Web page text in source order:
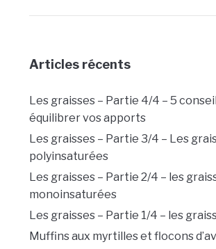
Articles récents
Les graisses – Partie 4/4 – 5
équilibrer vos apports
Les graisses – Partie 3/4 – Les
polyinsaturées
Les graisses – Partie 2/4 – les
monoinsaturées
Les graisses – Partie 1/4 – les
Muffins aux myrtilles et flocons